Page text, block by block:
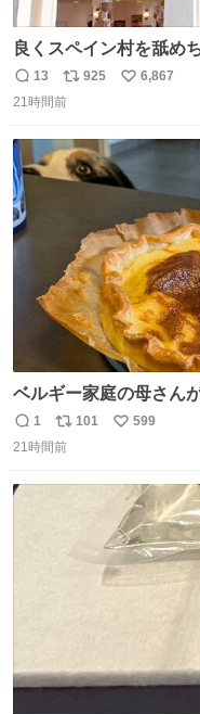
良くスペイン村を舐め
ちゃ行けないのはスペ
中庭抜けるだけでこの
ニャは益々素晴らしい
返
信
13
リ
ポ
ト
数
925
い
数
6,867
21時間前
ベルギー家庭の母さん
は「砂糖のケーキ」。
け、クリームと卵の液
ギーのだよ」というこ
ン戦争の歴史があった
返
信
1
リ
ポ
101
い
数
599
21時間前